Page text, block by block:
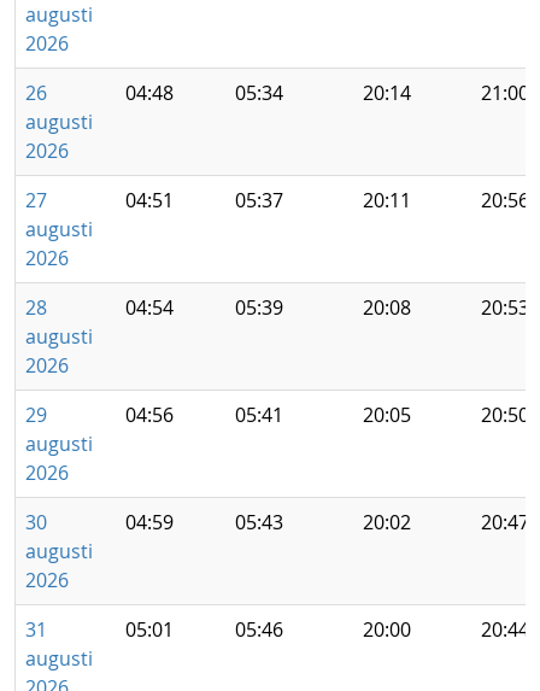
augusti
2026
26
augusti
2026
04:48 05:34 20:14 21:00
27
augusti
2026
04:51 05:37 20:11 20:56
28
augusti
2026
04:54 05:39 20:08 20:53
29
augusti
2026
04:56 05:41 20:05 20:50
30
augusti
2026
04:59 05:43 20:02 20:47
31
augusti
05:01 05:46 20:00 20:44